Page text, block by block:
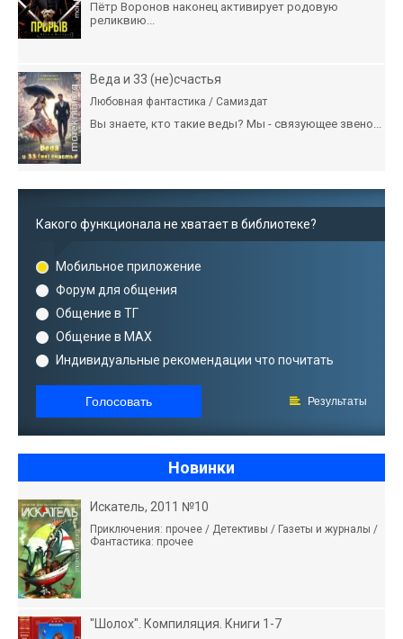
Пётр Воронов наконец активирует родовую
реликвию...
Веда и 33 (не)счастья
Любовная фантастика / Самиздат
Вы знаете, кто такие веды? Мы - связующее звено...
Какого функционала не хватает в библиотеке?
Мобильное приложение
Форум для общения
Общение в ТГ
Общение в MAX
Индивидуальные рекомендации что почитать
Голосовать Результаты
Новинки
Искатель, 2011 №10
Приключения: прочее / Детективы / Газеты и журналы /
Фантастика: прочее
"Шолох". Компиляция. Книги 1-7